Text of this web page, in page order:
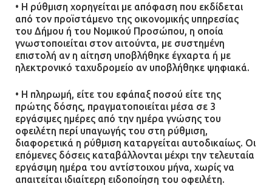
• Η ρύθμιση χορηγείται με απόφαση που εκδίδεται
από τον προϊστάμενο της οικονομικής υπηρεσίας
του Δήμου ή του Νομικού Προσώπου, η οποία
γνωστοποιείται στον αιτούντα, με συστημένη
επιστολή αν η αίτηση υποβλήθηκε έγχαρτα ή με
ηλεκτρονικό ταχυδρομείο αν υποβλήθηκε ψηφιακά.
• Η πληρωμή, είτε του εφάπαξ ποσού είτε της
πρώτης δόσης, πραγματοποιείται μέσα σε 3
εργάσιμες ημέρες από την ημέρα γνώσης του
οφειλέτη περί υπαγωγής του στη ρύθμιση,
διαφορετικά η ρύθμιση καταργείται αυτοδικαίως. Οι
επόμενες δόσεις καταβάλλονται μέχρι την τελευταία
εργάσιμη ημέρα του αντίστοιχου μήνα, χωρίς να
απαιτείται ιδιαίτερη ειδοποίηση του οφειλέτη.